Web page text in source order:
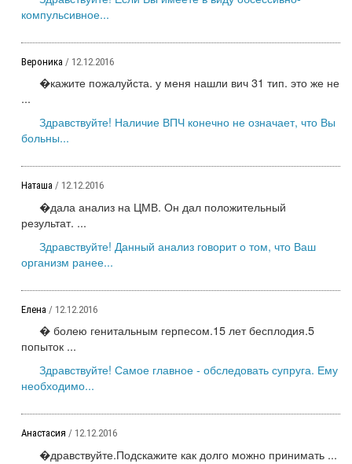
компульсивное...
Вероника / 12.12.2016
�кажите пожалуйста. у меня нашли вич 31 тип. это же не
...
Здравствуйте! Наличие ВПЧ конечно не означает, что Вы
больны...
Наташа / 12.12.2016
�дала анализ на ЦМВ. Он дал положительный
результат. ...
Здравствуйте! Данный анализ говорит о том, что Ваш
организм ранее...
Елена / 12.12.2016
� болею генитальным герпесом.15 лет бесплодия.5
попыток ...
Здравствуйте! Самое главное - обследовать супруга. Ему
необходимо...
Анастасия / 12.12.2016
�дравствуйте.Подскажите как долго можно принимать ...